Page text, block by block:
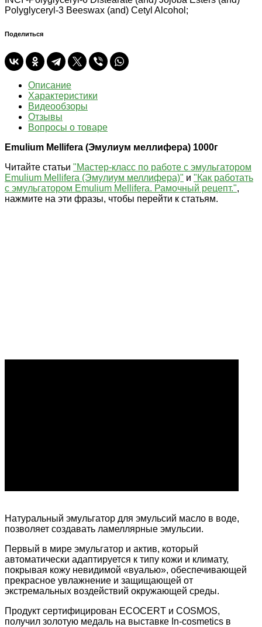
Polyglyceryl-3 Beeswax (and) Cetyl Alcohol;
Поделиться
Описание
Характеристики
Видеообзоры
Отзывы
Вопросы о товаре
Emulium Mellifera (Эмулиум меллифера) 1000г
Читайте статьи "Мастер-класс по работе с эмульгатором
Emulium Mellifera (Эмулиум меллифера)" и "Как работать
с эмульгатором Emulium Mellifera. Рамочный рецепт.",
нажмите на эти фразы, чтобы перейти к статьям.
Натуральный эмульгатор для эмульсий масло в воде,
позволяет создавать ламеллярные эмульсии.
Первый в мире эмульгатор и актив, который
автоматически адаптируется к типу кожи и климату,
покрывая кожу невидимой «вуалью», обеспечивающей
прекрасное увлажнение и защищающей от
экстремальных воздействий окружающей среды.
Продукт сертифицирован ECOCERT и COSMOS,
получил золотую медаль на выставке In-cosmetics в